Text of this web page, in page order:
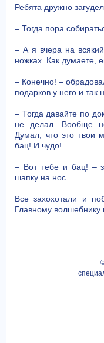
Ребята дружно
– Тогда пора
– А я вчера на
ножках. Как думаете,
– Конечно! –
подарков у него и так
– Тогда давайте по
не делал. Вообще
Думал, что это твои
бац! И чудо!
– Вот тебе и бац! –
шапку на нос.
Все захохотали и
Главному волшебнику